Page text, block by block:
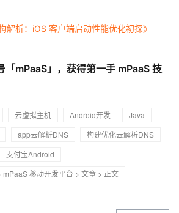
解析：iOS 客户端启动性能优化初探》
「mPaaS」，获得第一手 mPaaS 技
云虚拟主机 Android开发
Java
app云解析DNS
构建优化云解析DNS
支付宝Android
mPaaS 移动开发平台 > 文章 > 正文